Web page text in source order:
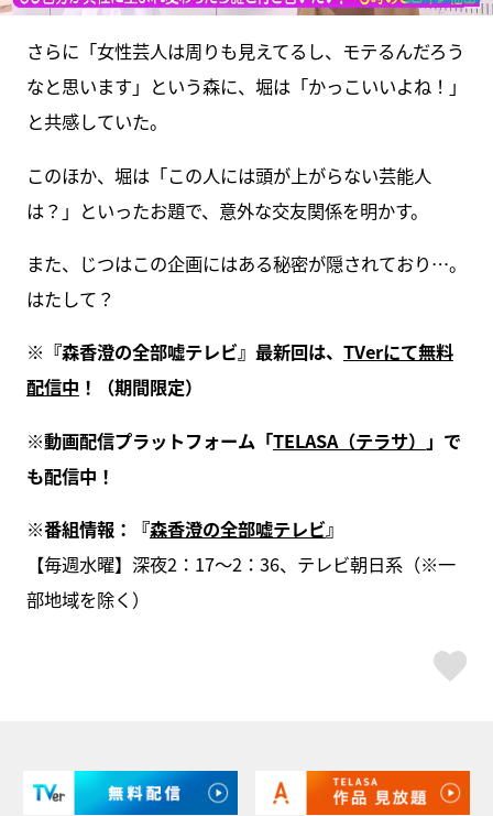
さらに「女性芸人は周りも見えてるし、モテるんだろう
なと思います」という森に、堀は「かっこいいよね！」
と共感していた。
このほか、堀は「この人には頭が上がらない芸能人
は？」といったお題で、意外な交友関係を明かす。
また、じつはこの企画にはある秘密が隠されており…。
はたして？
※『森香澄の全部嘘テレビ』最新回は、 TVerにて無料
配信中 ！（期間限定）
※動画配信プラットフォーム「TELASA（テラサ） 」で
も配信中！
※番組情報：『森香澄の全部嘘テレビ』
【毎週水曜】深夜2：17～2：36、テレビ朝日系（※一
部地域を除く）